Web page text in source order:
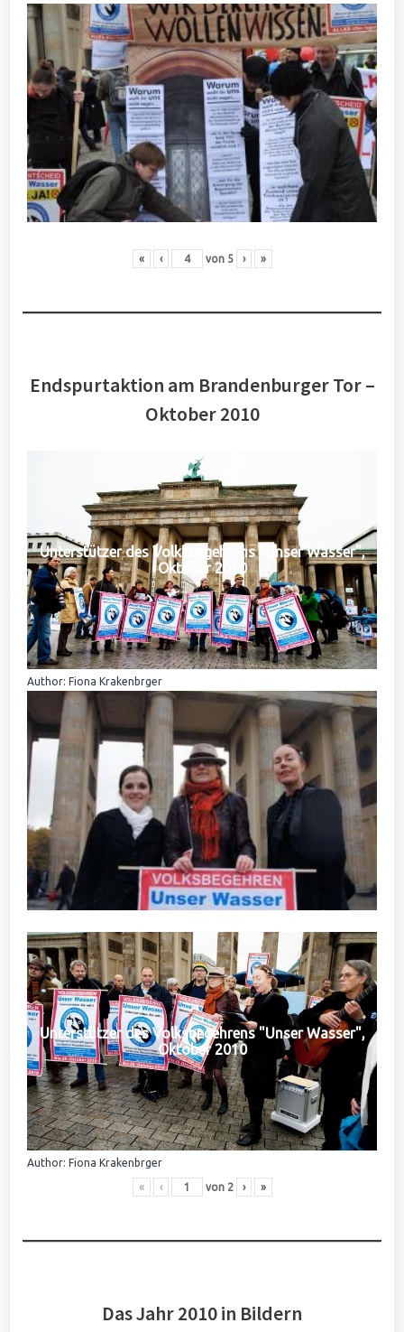
« ‹ von 5 › »
Endspurtaktion am Brandenburger Tor –
Oktober 2010
Unterstützer des Volksbegehrens "Unser Wasser",
Oktober 2010
Author: Fiona Krakenbrger
Unterstützer des Volksbegehrens "Unser Wasser",
Oktober 2010
Author: Fiona Krakenbrger
« ‹ von 2 › »
Das Jahr 2010 in Bildern